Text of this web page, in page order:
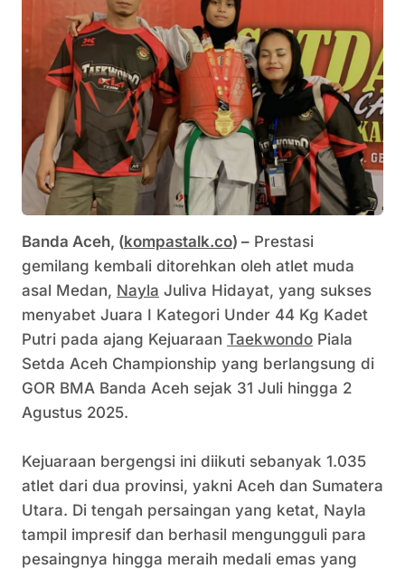
Banda Aceh, (kompastalk.co) – Prestasi
gemilang kembali ditorehkan oleh atlet muda
asal Medan, Nayla Juliva Hidayat, yang sukses
menyabet Juara I Kategori Under 44 Kg Kadet
Putri pada ajang Kejuaraan Taekwondo Piala
Setda Aceh Championship yang berlangsung di
GOR BMA Banda Aceh sejak 31 Juli hingga 2
Agustus 2025.
Kejuaraan bergengsi ini diikuti sebanyak 1.035
atlet dari dua provinsi, yakni Aceh dan Sumatera
Utara. Di tengah persaingan yang ketat, Nayla
tampil impresif dan berhasil mengungguli para
pesaingnya hingga meraih medali emas yang